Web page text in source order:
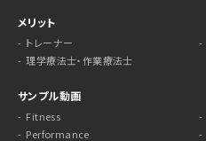
メリット
トレーナー
理学療法士・作業療法士
サンプル動画
Fitness
Performance